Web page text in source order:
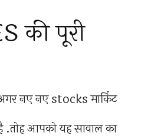
की पूरी
नए नए stocks मार्किट
.तोह आपको यह सावाल का